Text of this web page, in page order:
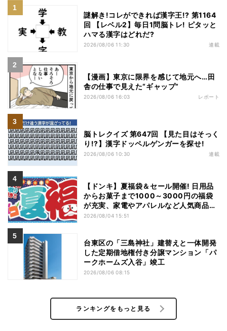
謎解き!コレができれば漢字王!? 第1164
回 【レベル2】毎日1問脳トレ! ピタッと
ハマる漢字はどれだ?
2026/08/06 11:30 連載
【漫画】東京に限界を感じて地元へ…田
舎の仕事で見えた“ギャップ”
2026/08/06 16:03 レポート
脳トレクイズ 第647回 【見た目はそっく
り!?】漢字ドッペルゲンガーを探せ!
2026/08/06 10:30 連載
【ドンキ】夏福袋＆セール開催! 日用品
からお菓子まで1000～3000円の福袋
が充実、家電やアパレルなど人気商品も
特価
2026/08/04 15:51
台東区の「三島神社」建替えと一体開発
した定期借地権付き分譲マンション「パ
ークホームズ入谷」竣工
2026/08/06 08:15
ランキングをもっと見る